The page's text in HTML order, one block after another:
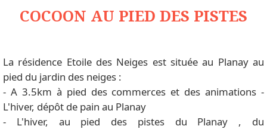
COCOON AU PIED DES PISTES
La résidence Etoile des Neiges est située au Planay au
pied du jardin des neiges :
- A 3.5km à pied des commerces et des animations -
L'hiver, dépôt de pain au Planay
- L'hiver, au pied des pistes du Planay , du